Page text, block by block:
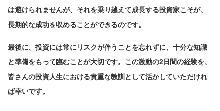
は避けられませんが、それを乗り越えて成長する投資家こそが、
長期的な成功を収めることができるのです。
最後に、投資には常にリスクが伴うことを忘れずに、十分な知識
と準備をもって臨むことが大切です。この激動の2日間の経験を、
皆さんの投資人生における貴重な教訓として活かしていただけれ
ば幸いです。